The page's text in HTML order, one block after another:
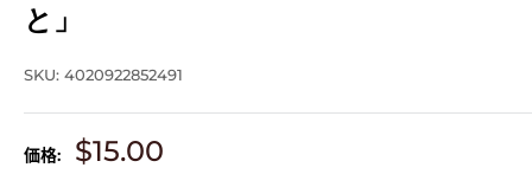
と」
SKU: 4020922852491
価格:
販
$15.00